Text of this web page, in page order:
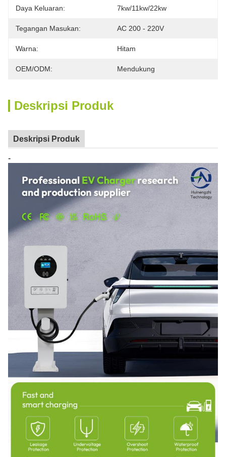
Daya Keluaran: 7kw/11kw/22kw
Tegangan Masukan: AC 200 - 220V
Warna: Hitam
OEM/ODM: Mendukung
Deskripsi Produk
Deskripsi Produk
-